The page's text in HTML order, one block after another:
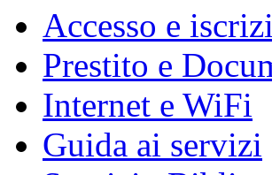
Accesso e
Prestito e
Internet e WiFi
Guida ai servizi